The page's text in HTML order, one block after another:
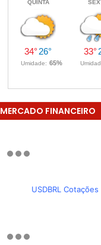
MERCADO FINANCEIRO
USDBRL Cotações